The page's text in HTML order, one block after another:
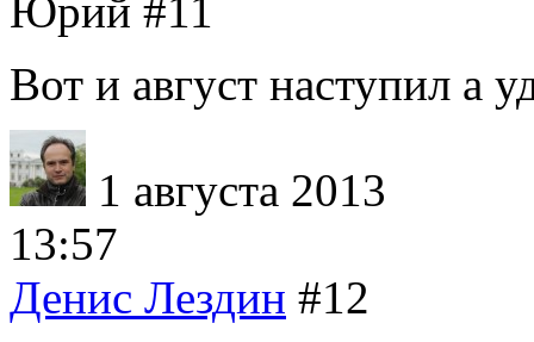
Юрий #11
Вот и август наступил а
1 августа 2013
13:57
Денис Лездин #12